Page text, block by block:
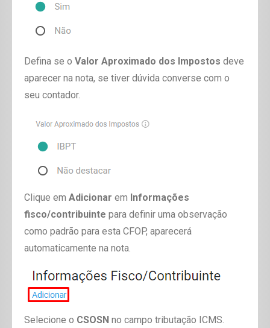
Defina se o Valor Aproximado dos Impostos deve
aparecer na nota, se tiver dúvida converse com o
seu contador.
Clique em Adicionar em Informações
fisco/contribuinte para definir uma observação
como padrão para esta CFOP, aparecerá
automaticamente na nota.
Selecione o CSOSN no campo tributação ICMS.